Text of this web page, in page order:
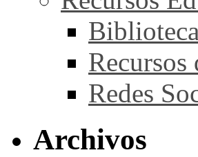
Recursos
Redes
Archivos